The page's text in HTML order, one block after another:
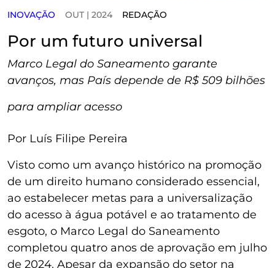
INOVAÇÃO OUT | 2024 REDAÇÃO
Por um futuro universal
Marco Legal do Saneamento garante
avanços, mas País depende de R$ 509 bilhões
para ampliar acesso
Por Luís Filipe Pereira
Visto como um avanço histórico na promoção
de um direito humano considerado essencial,
ao estabelecer metas para a universalização
do acesso à água potável e ao tratamento de
esgoto, o Marco Legal do Saneamento
completou quatro anos de aprovação em julho
de 2024. Apesar da expansão do setor na